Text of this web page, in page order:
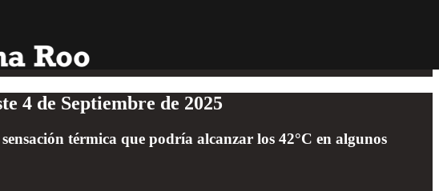
4 de Septiembre de 2025
térmica que podría alcanzar los 42°C en algunos